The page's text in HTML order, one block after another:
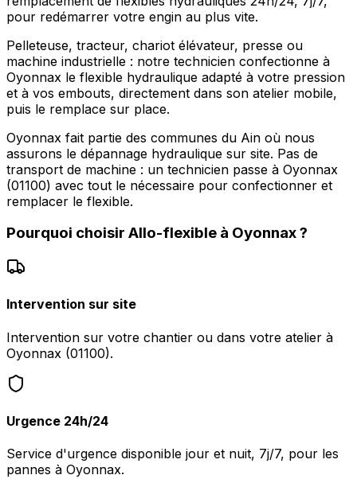
pour redémarrer votre engin au plus vite.
Pelleteuse, tracteur, chariot élévateur, presse ou
machine industrielle : notre technicien confectionne à
Oyonnax le flexible hydraulique adapté à votre pression
et à vos embouts, directement dans son atelier mobile,
puis le remplace sur place.
Oyonnax fait partie des communes du Ain où nous
assurons le dépannage hydraulique sur site. Pas de
transport de machine : un technicien passe à Oyonnax
(01100) avec tout le nécessaire pour confectionner et
remplacer le flexible.
Pourquoi choisir Allo-flexible à Oyonnax?
Intervention sur site
Intervention sur votre chantier ou dans votre atelier à
Oyonnax (01100).
Urgence 24h/24
Service d'urgence disponible jour et nuit, 7j/7, pour les
pannes à Oyonnax.